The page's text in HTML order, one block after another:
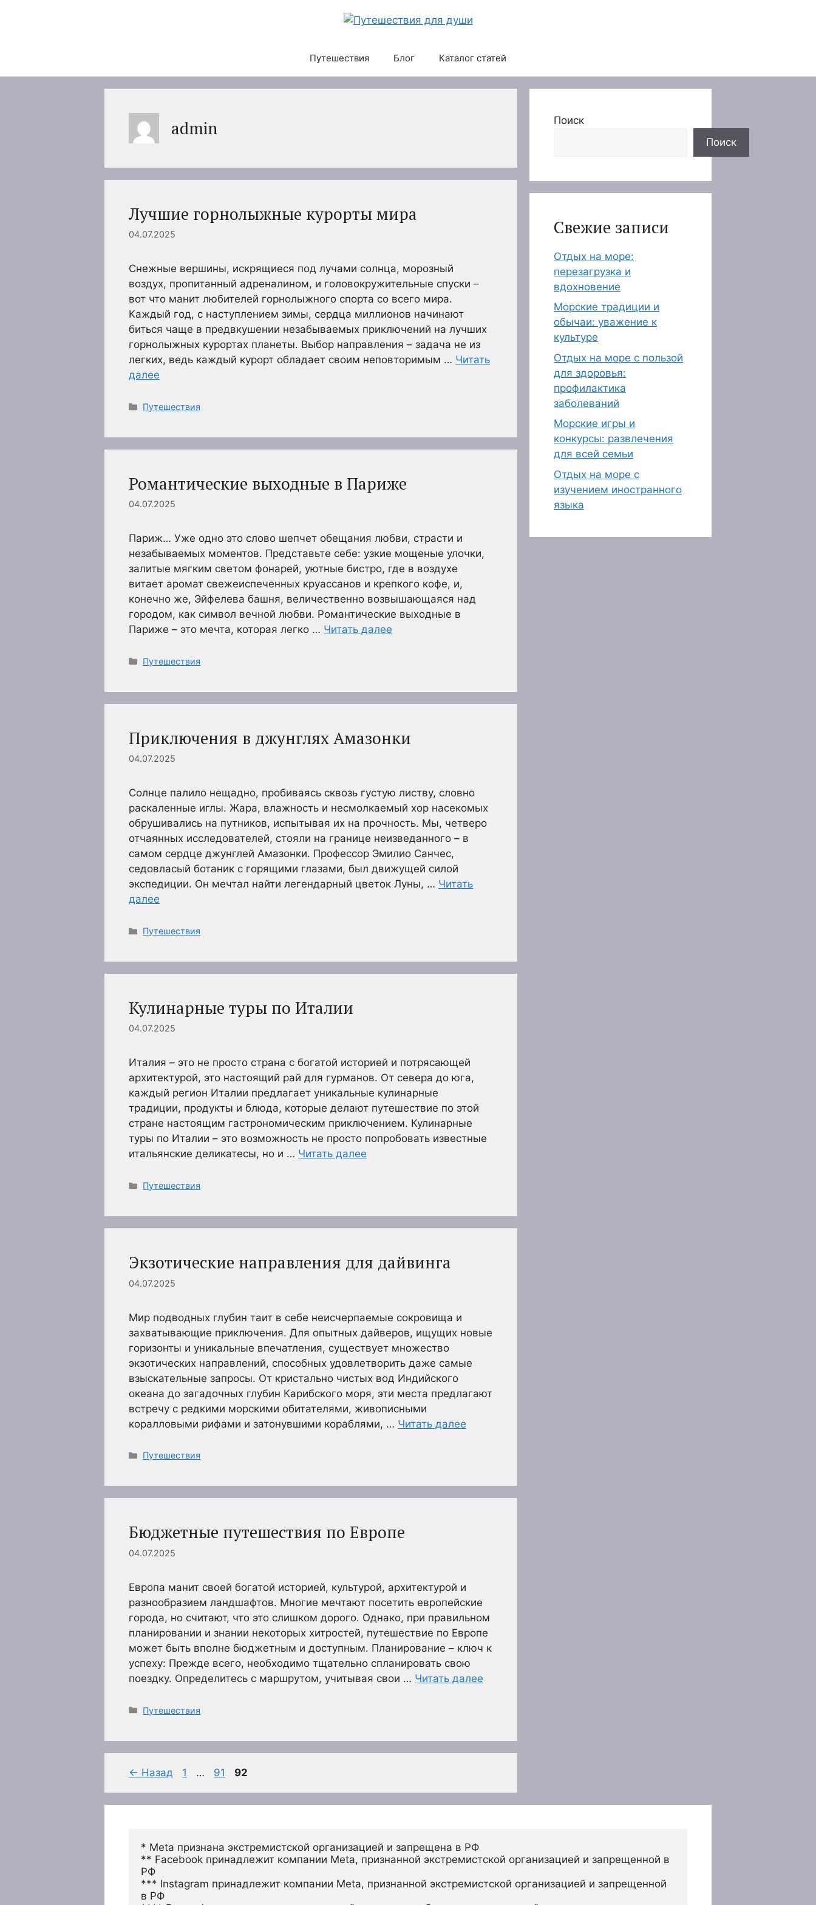
Путешествия Блог Каталог статей
admin
Лучшие горнолыжные курорты мира
04.07.2025
Снежные вершины, искрящиеся под лучами солнца, морозный
воздух, пропитанный адреналином, и головокружительные спуски –
вот что манит любителей горнолыжного спорта со всего мира.
Каждый год, с наступлением зимы, сердца миллионов начинают
биться чаще в предвкушении незабываемых приключений на лучших
горнолыжных курортах планеты. Выбор направления – задача не из
легких, ведь каждый курорт обладает своим неповторимым … Читать
далее
Рубрики
Путешествия
Романтические выходные в Париже
04.07.2025
Париж… Уже одно это слово шепчет обещания любви, страсти и
незабываемых моментов. Представьте себе: узкие мощеные улочки,
залитые мягким светом фонарей, уютные бистро, где в воздухе
витает аромат свежеиспеченных круассанов и крепкого кофе, и,
конечно же, Эйфелева башня, величественно возвышающаяся над
городом, как символ вечной любви. Романтические выходные в
Париже – это мечта, которая легко … Читать далее
Рубрики
Путешествия
Приключения в джунглях Амазонки
04.07.2025
Солнце палило нещадно, пробиваясь сквозь густую листву, словно
раскаленные иглы. Жара, влажность и несмолкаемый хор насекомых
обрушивались на путников, испытывая их на прочность. Мы, четверо
отчаянных исследователей, стояли на границе неизведанного – в
самом сердце джунглей Амазонки. Профессор Эмилио Санчес,
седовласый ботаник с горящими глазами, был движущей силой
экспедиции. Он мечтал найти легендарный цветок Луны, … Читать
далее
Рубрики
Путешествия
Кулинарные туры по Италии
04.07.2025
Италия – это не просто страна с богатой историей и потрясающей
архитектурой, это настоящий рай для гурманов. От севера до юга,
каждый регион Италии предлагает уникальные кулинарные
традиции, продукты и блюда, которые делают путешествие по этой
стране настоящим гастрономическим приключением. Кулинарные
туры по Италии – это возможность не просто попробовать известные
итальянские деликатесы, но и … Читать далее
Рубрики
Путешествия
Экзотические направления для дайвинга
04.07.2025
Мир подводных глубин таит в себе неисчерпаемые сокровища и
захватывающие приключения. Для опытных дайверов, ищущих новые
горизонты и уникальные впечатления, существует множество
экзотических направлений, способных удовлетворить даже самые
взыскательные запросы. От кристально чистых вод Индийского
океана до загадочных глубин Карибского моря, эти места предлагают
встречу с редкими морскими обитателями, живописными
коралловыми рифами и затонувшими кораблями, … Читать далее
Рубрики
Путешествия
Бюджетные путешествия по Европе
04.07.2025
Европа манит своей богатой историей, культурой, архитектурой и
разнообразием ландшафтов. Многие мечтают посетить европейские
города, но считают, что это слишком дорого. Однако, при правильном
планировании и знании некоторых хитростей, путешествие по Европе
может быть вполне бюджетным и доступным. Планирование – ключ к
успеху: Прежде всего, необходимо тщательно спланировать свою
поездку. Определитесь с маршрутом, учитывая свои … Читать далее
Рубрики
Путешествия
← Назад Страница
1 … Страница
91 Страница
92
Поиск
Поиск
Свежие записи
Отдых на море:
перезагрузка и
вдохновение
Морские традиции и
обычаи: уважение к
культуре
Отдых на море с пользой
для здоровья:
профилактика
заболеваний
Морские игры и
конкурсы: развлечения
для всей семьи
Отдых на море с
изучением иностранного
языка
* Meta признана экстремистской организацией и запрещена в РФ
** Facebook принадлежит компании Meta, признанной экстремистской организацией и запрещенной в
РФ
*** Instagram принадлежит компании Meta, признанной экстремистской организацией и запрещенной
в РФ